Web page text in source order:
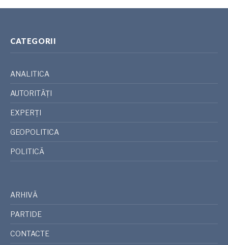
CATEGORII
ANALITICA
AUTORITĂȚI
EXPERȚI
GEOPOLITICA
POLITICĂ
ARHIVĂ
PARTIDE
CONTACTE